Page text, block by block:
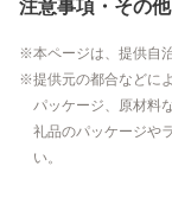
注意事項・その他
本ページは、提供自
提供元の都合などに
パッケージ、原材料
礼品のパッケージや
い。